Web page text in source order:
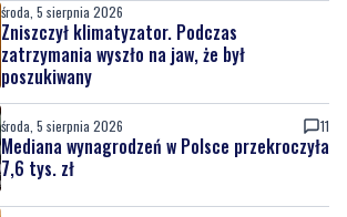
środa, 5 sierpnia 2026
Zniszczył klimatyzator. Podczas
zatrzymania wyszło na jaw, że był
poszukiwany
środa, 5 sierpnia 2026 11
Mediana wynagrodzeń w Polsce przekroczyła
7,6 tys. zł